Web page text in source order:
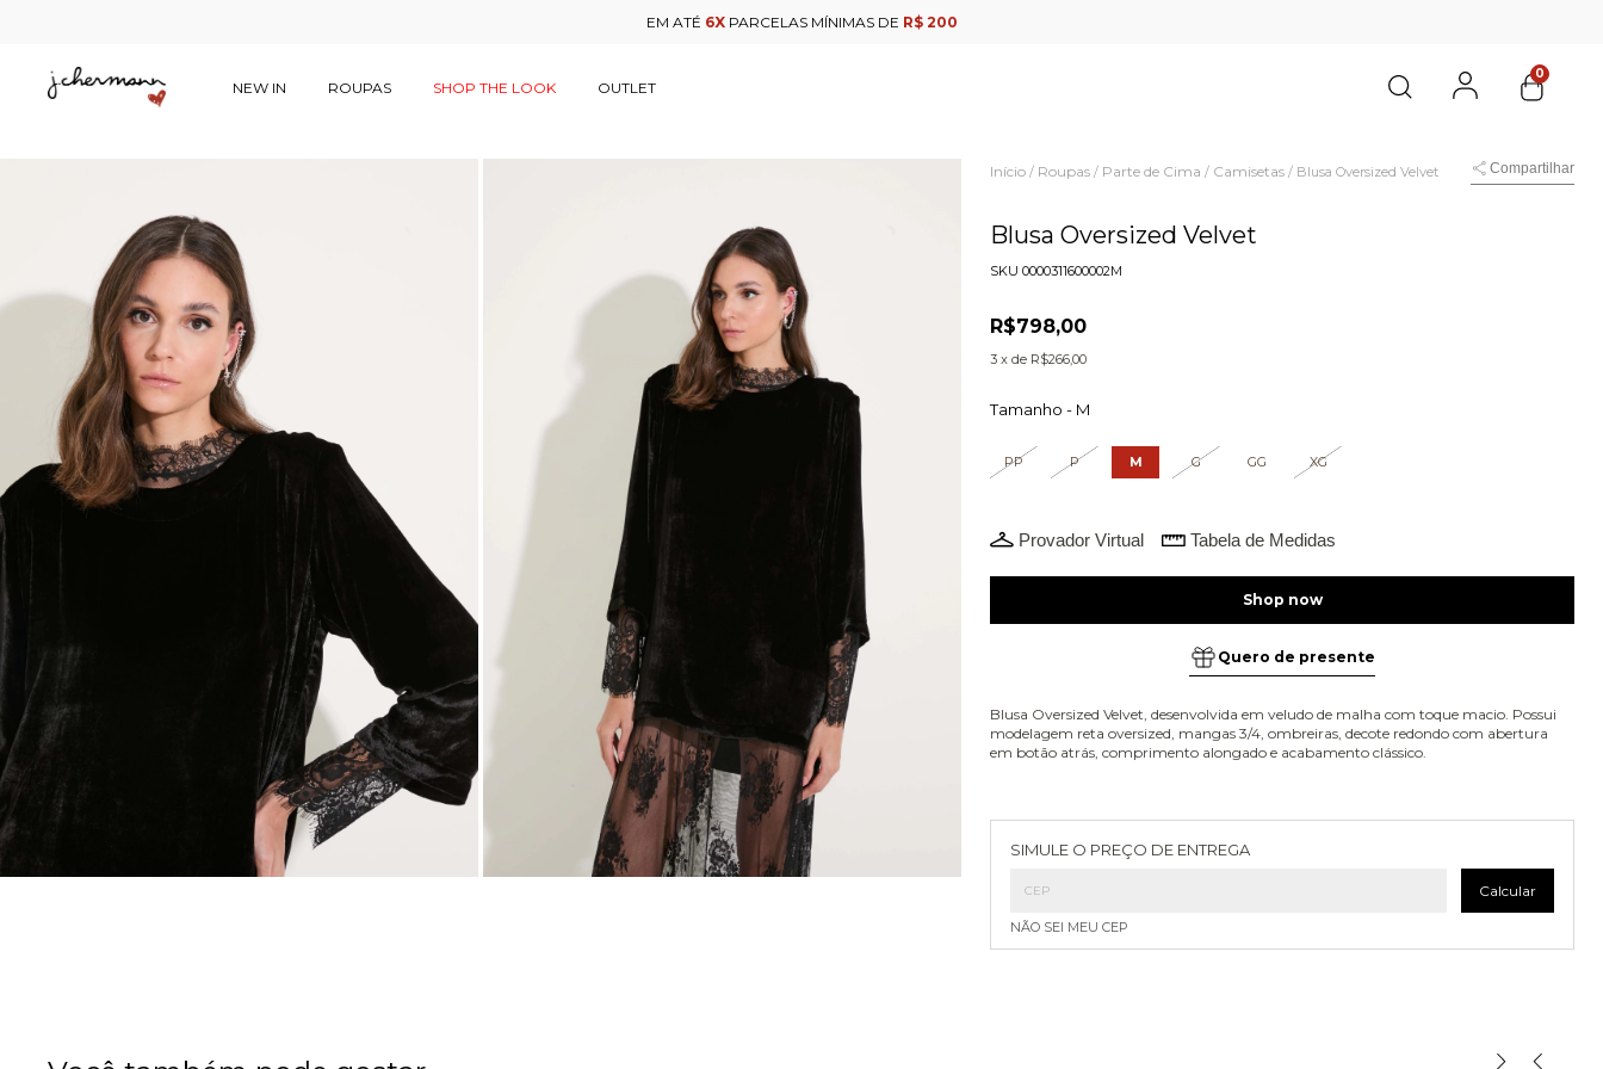
EM ATÉ 6XPARCELAS MÍNIMAS DE R$ 200
NEW IN ROUPAS SHOP THE LOOK OUTLET
0
Início / Roupas / Parte de Cima / Camisetas / Blusa Oversized Velvet Compartilhar
Blusa Oversized Velvet
SKU0000311600002M
R$798,00
3 x de R$266,00
Tamanho - M
PP P M G GG XG
Provador Virtual Tabela de Medidas
Quero de presente
Blusa Oversized Velvet, desenvolvida em veludo de malha com toque macio. Possui
modelagem reta oversized, mangas 3/4, ombreiras, decote redondo com abertura
em botão atrás, comprimento alongado e acabamento clássico.
SIMULE O PREÇO DE ENTREGA
Calcular
NÃO SEI MEU CEP